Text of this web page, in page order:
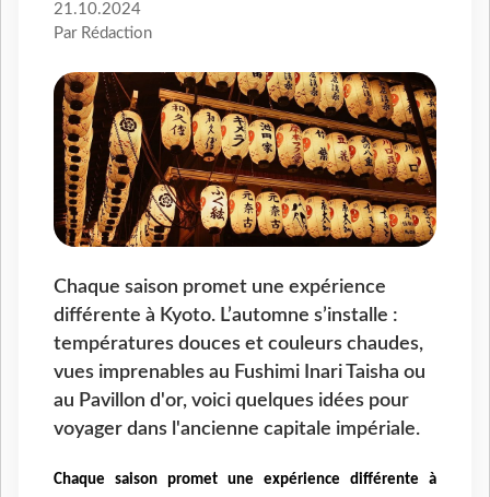
21.10.2024
Par Rédaction
Chaque saison promet une expérience
différente à Kyoto. L’automne s’installe :
températures douces et couleurs chaudes,
vues imprenables au Fushimi Inari Taisha ou
au Pavillon d'or, voici quelques idées pour
voyager dans l'ancienne capitale impériale.
Chaque saison promet une expérience différente à